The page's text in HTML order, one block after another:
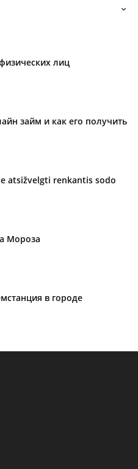
лиц
займ и как его получить
atsižvelgti renkantis sodo
Мороза
в городе